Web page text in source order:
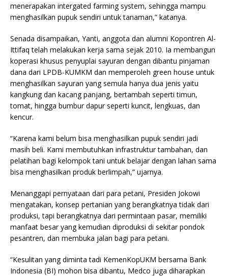
menerapakan intergated farming system, sehingga mampu
menghasilkan pupuk sendiri untuk tanaman,” katanya.
Senada disampaikan, Yanti, anggota dan alumni Kopontren Al-
Ittifaq telah melakukan kerja sama sejak 2010. Ia membangun
koperasi khusus penyuplai sayuran dengan dibantu pinjaman
dana dari LPDB-KUMKM dan memperoleh green house untuk
menghasilkan sayuran yang semula hanya dua jenis yaitu
kangkung dan kacang panjang, bertambah seperti timun,
tomat, hingga bumbur dapur seperti kuncit, lengkuas, dan
kencur.
“Karena kami belum bisa menghasilkan pupuk sendiri jadi
masih beli. Kami membutuhkan infrastruktur tambahan, dan
pelatihan bagi kelompok tani untuk belajar dengan lahan sama
bisa menghasilkan produk berlimpah,” ujarnya.
Menanggapi pernyataan dari para petani, Presiden Jokowi
mengatakan, konsep pertanian yang berangkatnya tidak dari
produksi, tapi berangkatnya dari permintaan pasar, memiliki
manfaat besar yang kemudian diproduksi di sekitar pondok
pesantren, dan membuka jalan bagi para petani.
“Kesulitan yang diminta tadi KemenKopUKM bersama Bank
Indonesia (BI) mohon bisa dibantu, Medco juga diharapkan